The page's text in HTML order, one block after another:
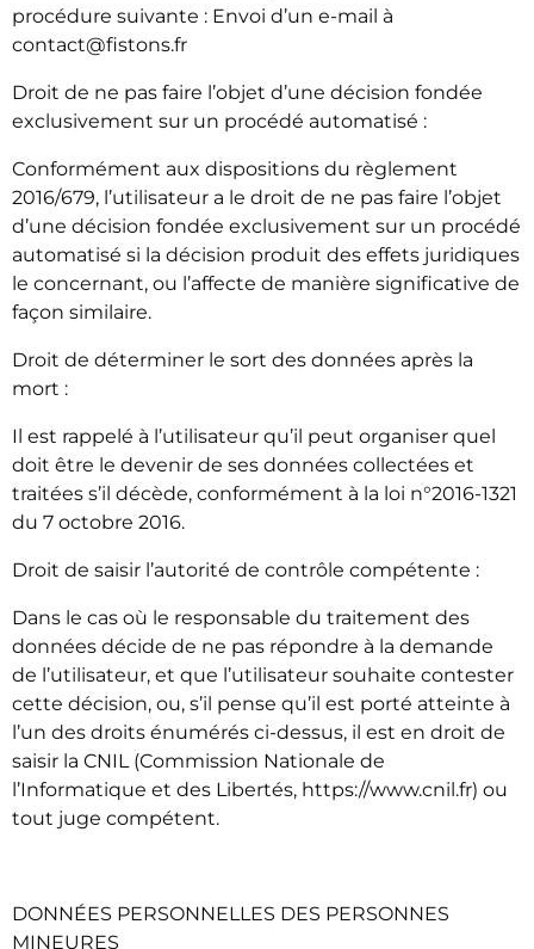
procédure suivante : Envoi d’un e-mail à
contact@fistons.fr
Droit de ne pas faire l’objet d’une décision fondée
exclusivement sur un procédé automatisé :
Conformément aux dispositions du règlement
2016/679, l’utilisateur a le droit de ne pas faire l’objet
d’une décision fondée exclusivement sur un procédé
automatisé si la décision produit des effets juridiques
le concernant, ou l’affecte de manière significative de
façon similaire.
Droit de déterminer le sort des données après la
mort :
Il est rappelé à l’utilisateur qu’il peut organiser quel
doit être le devenir de ses données collectées et
traitées s’il décède, conformément à la loi n°2016-1321
du 7 octobre 2016.
Droit de saisir l’autorité de contrôle compétente :
Dans le cas où le responsable du traitement des
données décide de ne pas répondre à la demande
de l’utilisateur, et que l’utilisateur souhaite contester
cette décision, ou, s’il pense qu’il est porté atteinte à
l’un des droits énumérés ci-dessus, il est en droit de
saisir la CNIL (Commission Nationale de
l’Informatique et des Libertés, https://www.cnil.fr) ou
tout juge compétent.
DONNÉES PERSONNELLES DES PERSONNES
MINEURES